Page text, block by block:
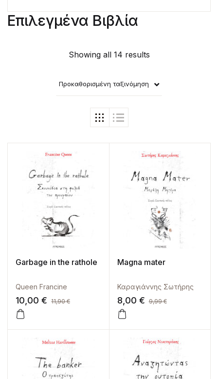
Επιλεγμένα Βιβλία
Showing all 14 results
Προκαθορισμένη ταξινόμηση
Garbage in the rathole
Queen Francine
10,00 € 11,90€
Magna mater
Καραγιάννης Σωτήρης
8,00 € 9,99€